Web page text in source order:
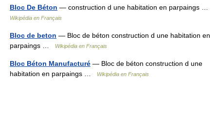
Bloc De Béton — construction d une habitation en parpaings …
Wikipédia en Français
Bloc de beton — Bloc de béton construction d une habitation en
parpaings …
Wikipédia en Français
Bloc Béton Manufacturé — Bloc de béton construction d une
habitation en parpaings …
Wikipédia en Français